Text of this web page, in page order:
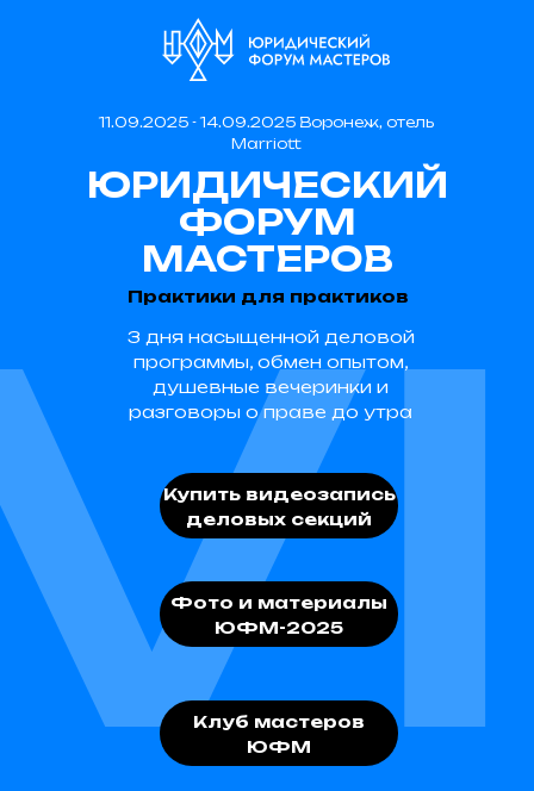
ЮРИДИЧЕСКИЙ
ФОРУМ
МАСТЕРОВ
11.09.2025 - 14.09.2025 Воронеж, отель
Marriott
Практики для практиков
3 дня насыщенной деловой
программы, обмен опытом,
душевные вечеринки и
разговоры о праве до утра
Купить видеозапись
деловых секций
Фото и материалы
ЮФМ-2025
Клуб мастеров
ЮФМ